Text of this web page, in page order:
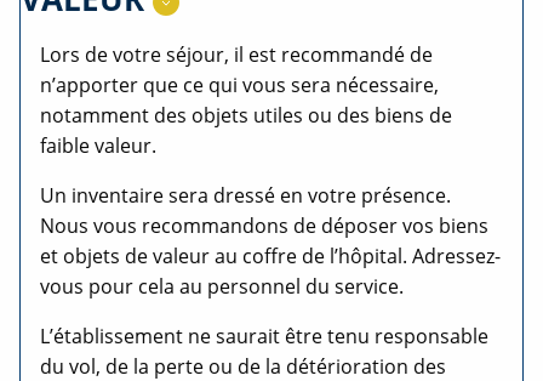
Lors de votre séjour, il est recommandé de
n’apporter que ce qui vous sera nécessaire,
notamment des objets utiles ou des biens de
faible valeur.
Un inventaire sera dressé en votre présence.
Nous vous recommandons de déposer vos biens
et objets de valeur au coffre de l’hôpital. Adressez-
vous pour cela au personnel du service.
L’établissement ne saurait être tenu responsable
du vol, de la perte ou de la détérioration des